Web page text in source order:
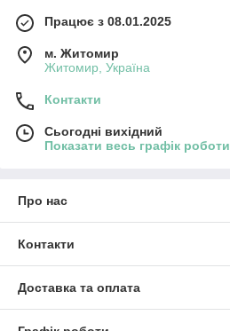
Працює з 08.01.2025
м. Житомир
Житомир, Україна
Контакти
Сьогодні вихідний
Показати весь графік роботи
Про нас
Контакти
Доставка та оплата